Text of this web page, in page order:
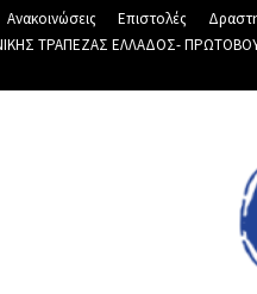
Ανακοινώσεις Επιστολές
ΤΡΑΠΕΖΑΣ ΕΛΛΑΔΟΣ-